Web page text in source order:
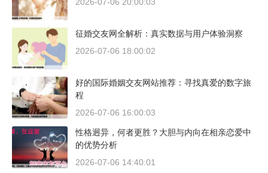
征婚交友网全解析：真实数据与用户体验洞察
2026-07-06 18:00:02
好的国际婚姻交友网站推荐：寻找真爱的数字旅
程
2026-07-06 16:00:03
性格迥异，何者更胜？大胆与内向在相亲恋爱中
的优势分析
2026-07-06 14:40:01